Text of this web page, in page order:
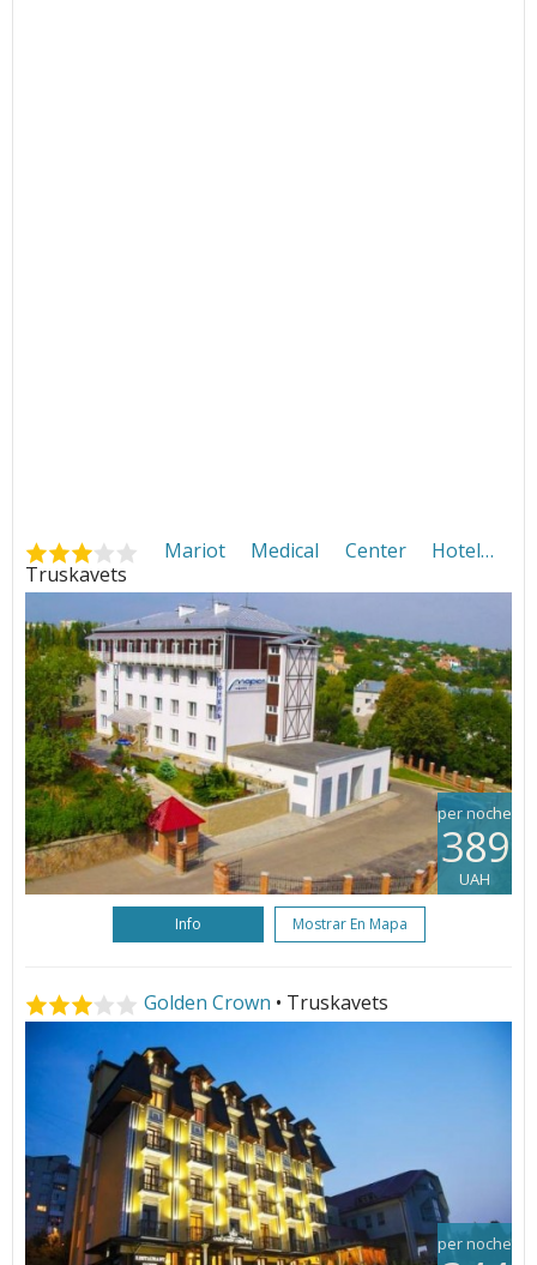
Mariot Medical Center Hotel
Truskavets
per noche
389
UAH
Info Mostrar En Mapa
Golden Crown • Truskavets
per noche